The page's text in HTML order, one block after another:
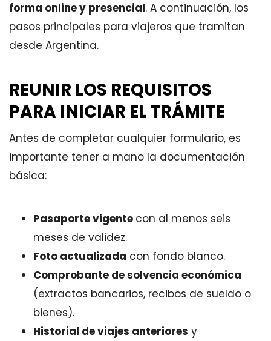
forma online y presencial. A continuación, los
pasos principales para viajeros que tramitan
desde Argentina.
REUNIR LOS REQUISITOS
PARA INICIAR EL TRÁMITE
Antes de completar cualquier formulario, es
importante tener a mano la documentación
básica:
Pasaporte vigente con al menos seis
meses de validez.
Foto actualizada con fondo blanco.
Comprobante de solvencia económica
(extractos bancarios, recibos de sueldo o
bienes).
Historial de viajes anteriores y